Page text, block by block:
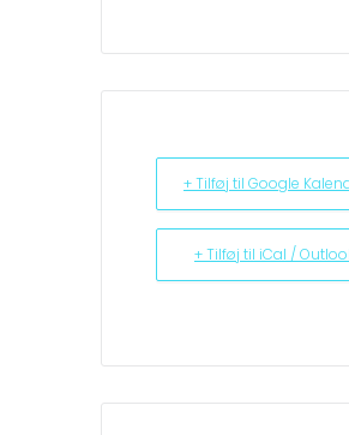
+ Tilføj til Google
+ Tilføj til iCal /